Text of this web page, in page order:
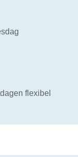
flexibel